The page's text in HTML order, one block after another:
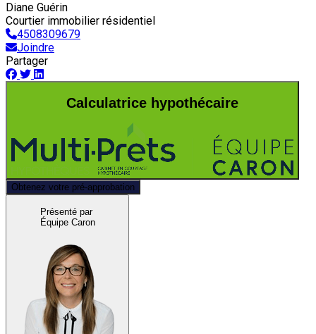
Diane Guérin
Courtier immobilier résidentiel
4508309679
Joindre
Partager
Calculatrice hypothécaire
Obtenez votre pré-approbation
Présenté par
Équipe Caron